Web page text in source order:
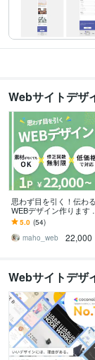
Webサイトデザ
思わず目を引く！伝わる
WEBデザイン作ります
正無制限！メインビジュ
アル2案！あなたの思いを
形にします！
5.0 (54)
maho_web
22,000
Webサイトデザ